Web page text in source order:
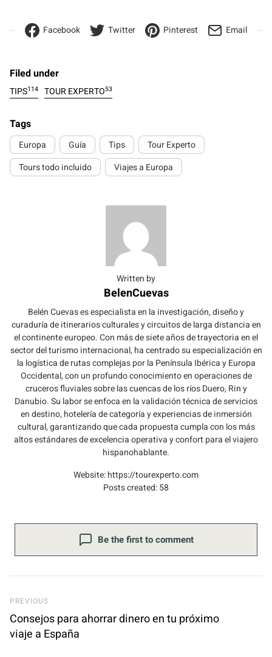
Facebook Twitter Pinterest Email
Filed under
TIPS114 TOUR EXPERTO53
Tags
Europa Guía Tips
Tour Experto
Tours todo incluido
Viajes a Europa
Written by
BelenCuevas
Belén Cuevas es especialista en la investigación, diseño y
curaduría de itinerarios culturales y circuitos de larga distancia en
el continente europeo. Con más de siete años de trayectoria en el
sector del turismo internacional, ha centrado su especialización en
la logística de rutas complejas por la Península Ibérica y Europa
Occidental, con un profundo conocimiento en operaciones de
cruceros fluviales sobre las cuencas de los ríos Duero, Rin y
Danubio. Su labor se enfoca en la validación técnica de servicios
en destino, hotelería de categoría y experiencias de inmersión
cultural, garantizando que cada propuesta cumpla con los más
altos estándares de excelencia operativa y confort para el viajero
hispanohablante.
Website:https://tourexperto.com
Posts created: 58
Be the first to comment
Previous Post
PREVIOUS
Consejos para ahorrar dinero en tu próximo
viaje a España